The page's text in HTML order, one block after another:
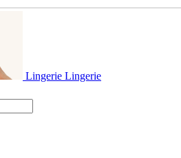
Lingerie Lingerie